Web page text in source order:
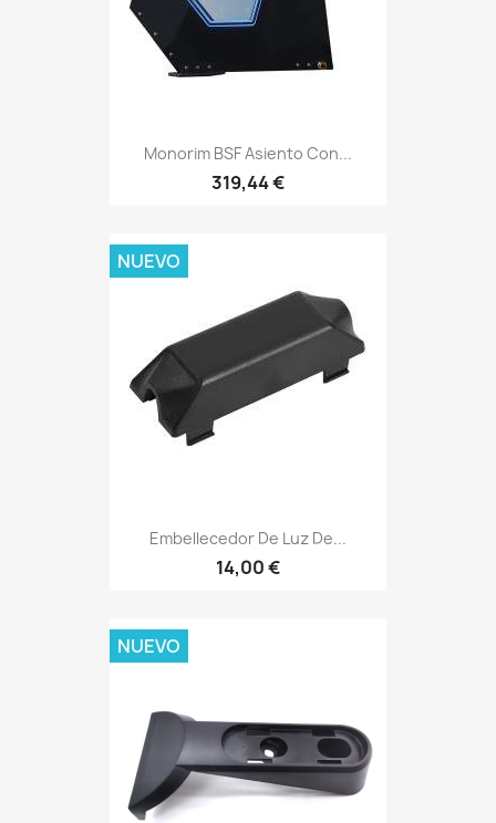
Monorim BSF Asiento Con...
319,44 €
Embellecedor De Luz De...
14,00 €
NUEVO
NUEVO